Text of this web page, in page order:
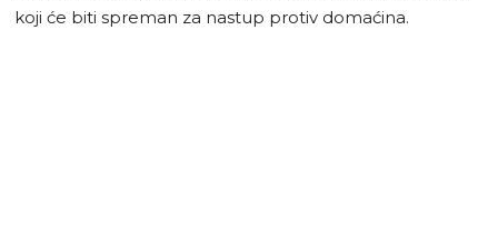
koji će biti spreman za nastup protiv domaćina.